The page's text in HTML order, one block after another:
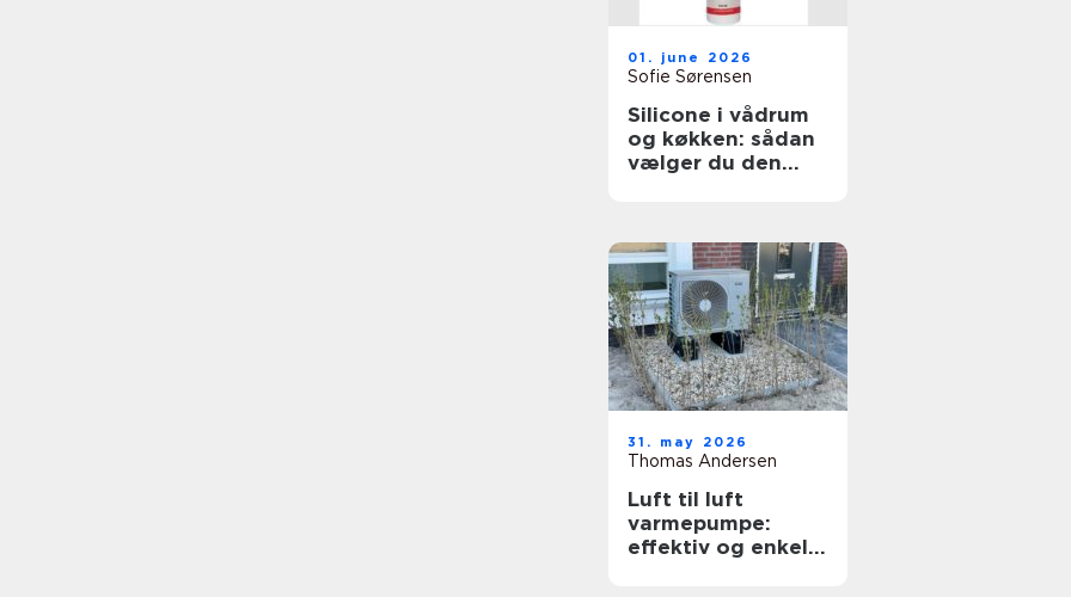
01. june 2026
Sofie Sørensen
Silicone i vådrum
og køkken: sådan
vælger du den
31. may 2026
Thomas Andersen
Luft til luft
varmepumpe:
effektiv og enkel